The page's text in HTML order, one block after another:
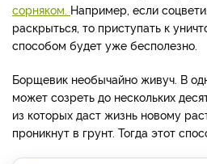
сорняком. Например, если
раскрыться, то приступать к
способом будет уже бесполезно.
Борщевик необычайно живуч. В
может созреть до нескольких
из которых даст жизнь новому
проникнут в грунт. Тогда этот